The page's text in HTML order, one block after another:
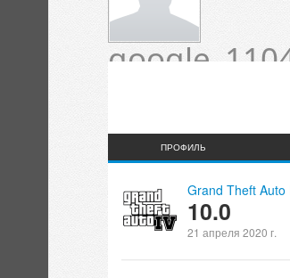
ПРОФИЛЬ
Grand Theft Auto
10.0
21 апреля 2020 г.